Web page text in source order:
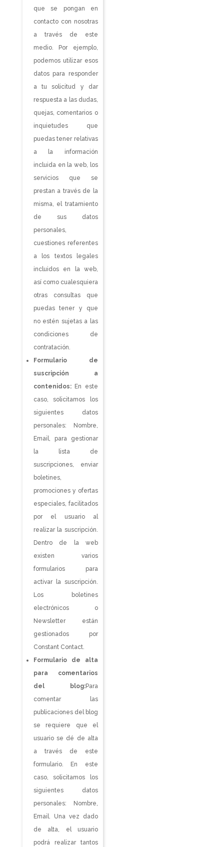
que se pongan en
contacto con nosotras
a través de este
medio. Por ejemplo,
podemos utilizar esos
datos para responder
a tu solicitud y dar
respuesta a las dudas,
quejas, comentarios o
inquietudes que
puedas tener relativas
a la información
incluida en la web, los
servicios que se
prestan a través de la
misma, el tratamiento
de sus datos
personales,
cuestiones referentes
a los textos legales
incluidos en la web,
así como cualesquiera
otras consultas que
puedas tener y que
no estén sujetas a las
condiciones de
contratación.
Formulario de
suscripción a
contenidos: En este
caso, solicitamos los
siguientes datos
personales: Nombre,
Email, para gestionar
la lista de
suscripciones, enviar
boletines,
promociones y ofertas
especiales, facilitados
por el usuario al
realizar la suscripción.
Dentro de la web
existen varios
formularios para
activar la suscripción.
Los boletines
electrónicos o
Newsletter están
gestionados por
Constant Contact.
Formulario de alta
para comentarios
del blog:Para
comentar las
publicaciones del blog
se requiere que el
usuario se dé de alta
a través de este
formulario. En este
caso, solicitamos los
siguientes datos
personales: Nombre,
Email. Una vez dado
de alta, el usuario
podrá realizar tantos